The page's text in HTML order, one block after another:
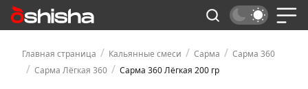
Главная страница / Кальянные смеси / Сарма / Сарма 360
/ Сарма Лёгкая 360 / Сарма 360 Лёгкая 200 гр